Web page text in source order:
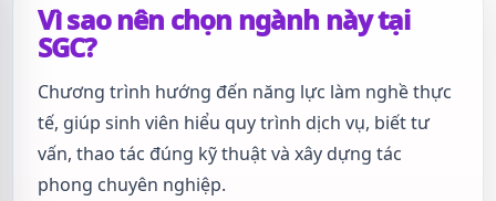
Vì sao nên chọn ngành này tại
SGC?
Chương trình hướng đến năng lực làm nghề thực
tế, giúp sinh viên hiểu quy trình dịch vụ, biết tư
vấn, thao tác đúng kỹ thuật và xây dựng tác
phong chuyên nghiệp.